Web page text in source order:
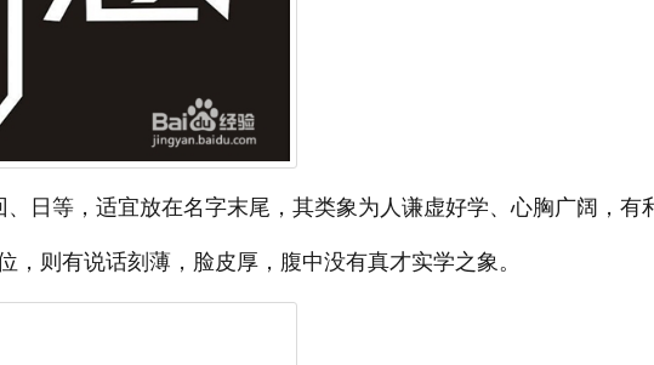
日等，适宜放在名字末尾，其类象为人谦虚好学、心胸广阔，有
，则有说话刻薄，脸皮厚，腹中没有真才实学之象。